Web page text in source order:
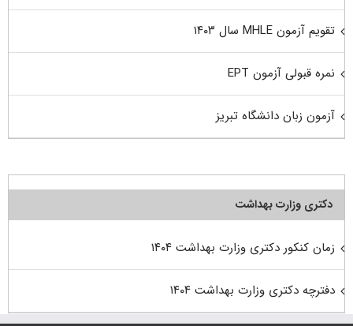
تقویم آزمون MHLE سال ۱۴۰۳
نمره قبولی آزمون EPT
آزمون زبان دانشگاه تبریز
دکتری وزارت بهداشت
زمان کنکور دکتری وزارت بهداشت ۱۴۰۴
دفترچه دکتری وزارت بهداشت ۱۴۰۴